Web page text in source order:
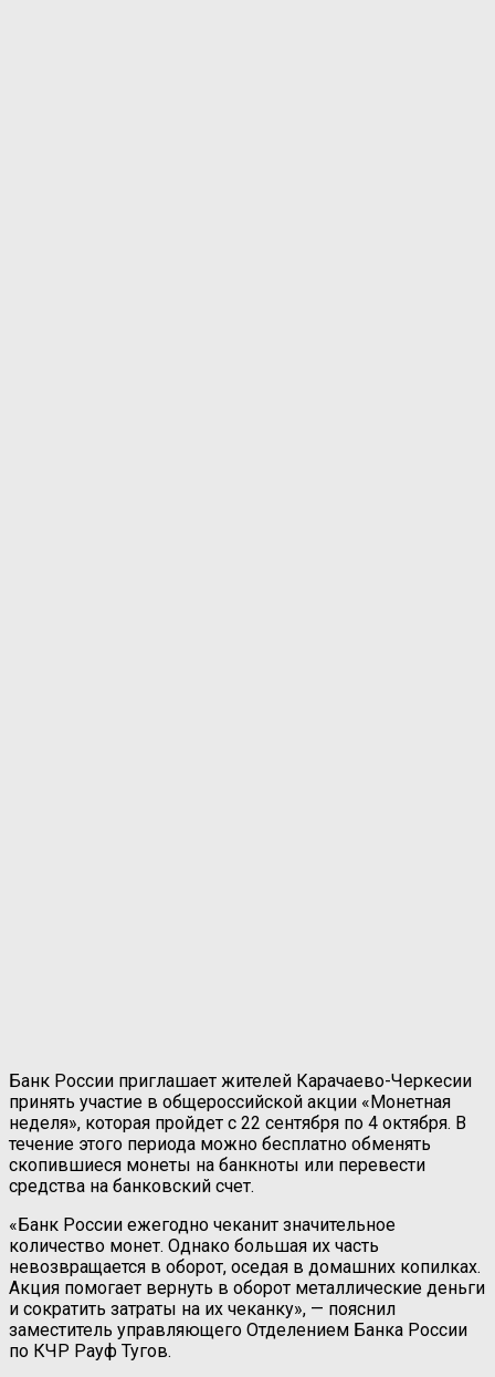
Банк России приглашает жителей Карачаево-Черкесии
принять участие в общероссийской акции «Монетная
неделя», которая пройдет с 22 сентября по 4 октября. В
течение этого периода можно бесплатно обменять
скопившиеся монеты на банкноты или перевести
средства на банковский счет.
«Банк России ежегодно чеканит значительное
количество монет. Однако большая их часть
невозвращается в оборот, оседая в домашних копилках.
Акция помогает вернуть в оборот металлические деньги
и сократить затраты на их чеканку», — пояснил
заместитель управляющего Отделением Банка России
по КЧР Рауф Тугов.